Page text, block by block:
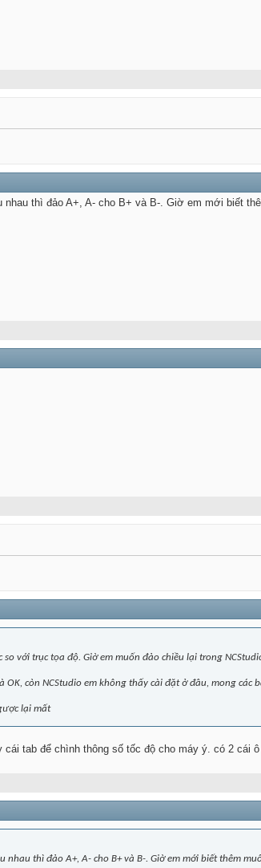
thì đảo A+, A- cho B+ và B-. Giờ em mới biết
với trục tọa độ. Giờ em muốn đảo chiều lại trong
OK, còn NCStudio em không thấy cài đặt ở đâu, mong các
lại mất
tab để chình thông số tốc độ cho máy ý. có 2 cái
nhau thì đảo A+, A- cho B+ và B-. Giờ em mới biết thêm